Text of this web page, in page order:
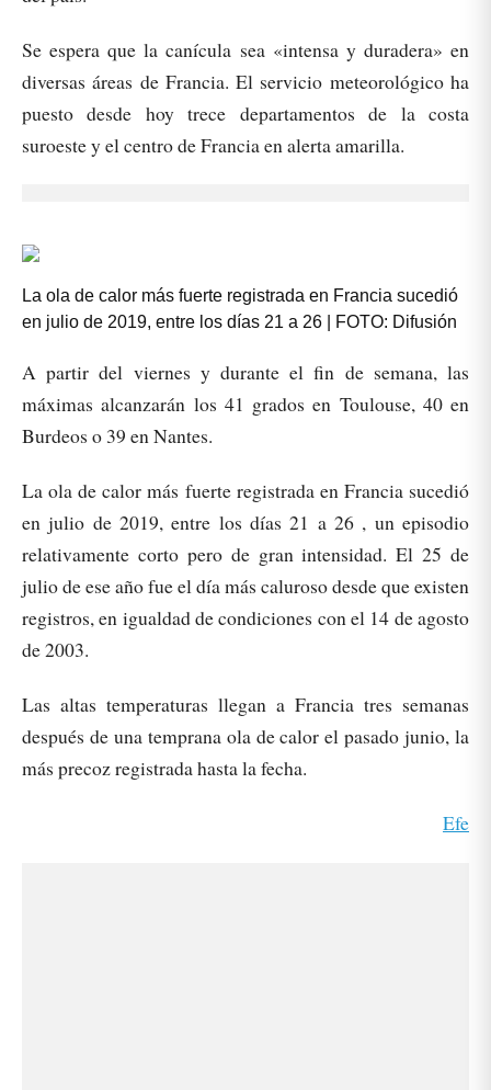
Se espera que la canícula sea «intensa y duradera» en
diversas áreas de Francia. El servicio meteorológico ha
puesto desde hoy trece departamentos de la costa
suroeste y el centro de Francia en alerta amarilla.
La ola de calor más fuerte registrada en Francia sucedió
en julio de 2019, entre los días 21 a 26 | FOTO: Difusión
A partir del viernes y durante el fin de semana, las
máximas alcanzarán los 41 grados en Toulouse, 40 en
Burdeos o 39 en Nantes.
La ola de calor más fuerte registrada en Francia sucedió
en julio de 2019, entre los días 21 a 26 , un episodio
relativamente corto pero de gran intensidad. El 25 de
julio de ese año fue el día más caluroso desde que existen
registros, en igualdad de condiciones con el 14 de agosto
de 2003.
Las altas temperaturas llegan a Francia tres semanas
después de una temprana ola de calor el pasado junio, la
más precoz registrada hasta la fecha.
Efe